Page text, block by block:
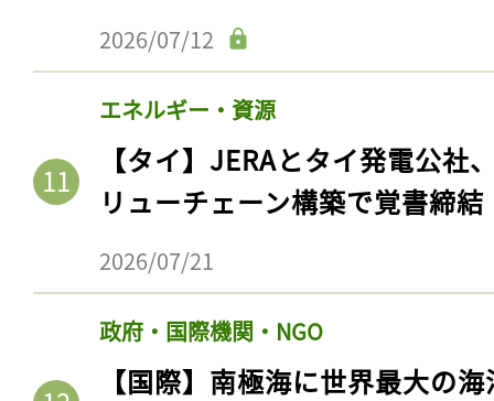
2026/07/12
エネルギー・資源
【タイ】JERAとタイ発電公社
リューチェーン構築で覚書締結
2026/07/21
政府・国際機関・NGO
【国際】南極海に世界最大の